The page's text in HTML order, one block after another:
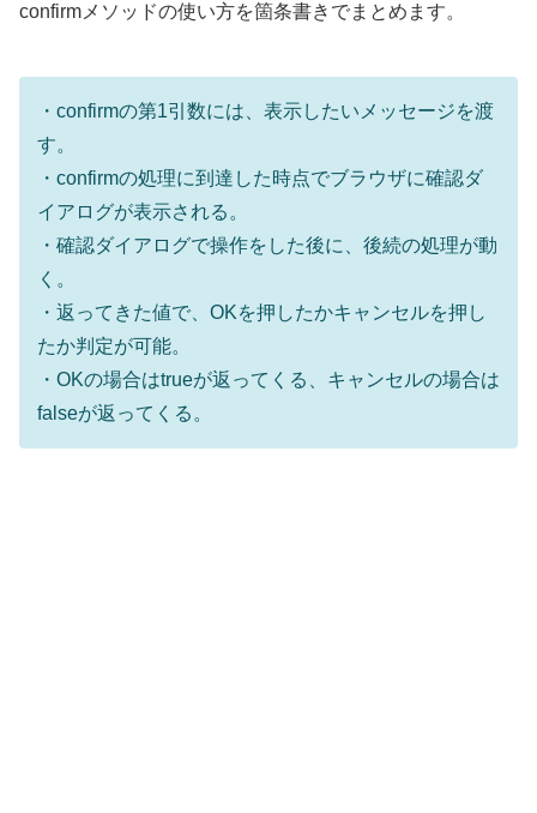
confirmメソッドの使い方を箇条書きでまとめます。
・confirmの第1引数には、表示したいメッセージを渡
す。
・confirmの処理に到達した時点でブラウザに確認ダ
イアログが表示される。
・確認ダイアログで操作をした後に、後続の処理が動
く。
・返ってきた値で、OKを押したかキャンセルを押し
たか判定が可能。
・OKの場合はtrueが返ってくる、キャンセルの場合は
falseが返ってくる。